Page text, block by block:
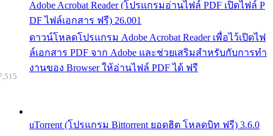
Adobe Acrobat Reader (โปรแกรมอ่านไฟล์ PDF เปิดไฟล์ P
DF ไฟล์เอกสาร ฟรี) 26.001
ดาวน์โหลดโปรแกรม Adobe Acrobat Reader เพื่อไว้เปิดไฟ
ล์เอกสาร PDF จาก Adobe และช่วยเสริมสำหรับกับการทำ
งานของ Browser ให้อ่านไฟล์ PDF ได้ ฟรี
uTorrent (โปรแกรม Bittorrent ยอดฮิต โหลดบิท ฟรี) 3.6.0